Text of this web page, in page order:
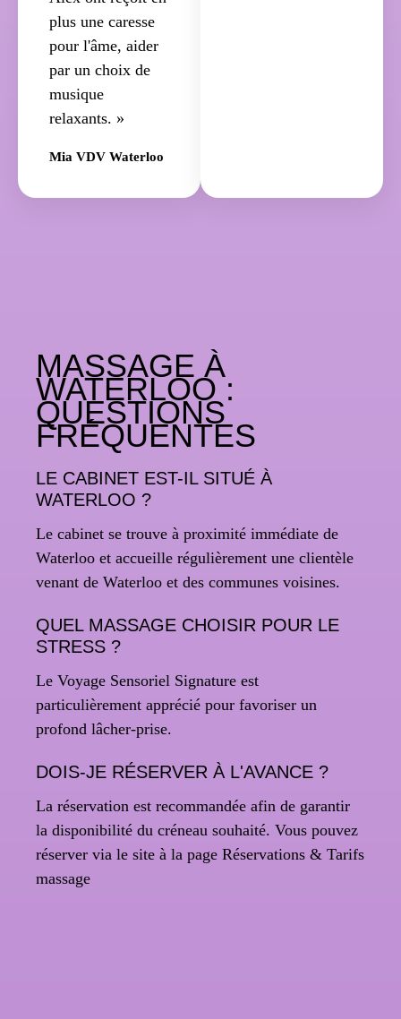
plus une caresse
pour l'âme, aider
par un choix de
musique
relaxants. »
Mia VDV Waterloo
MASSAGE À
WATERLOO :
QUESTIONS
FRÉQUENTES
LE CABINET EST-IL SITUÉ À
WATERLOO ?
Le cabinet se trouve à proximité immédiate de
Waterloo et accueille régulièrement une clientèle
venant de Waterloo et des communes voisines.
QUEL MASSAGE CHOISIR POUR LE
STRESS ?
Le Voyage Sensoriel Signature est
particulièrement apprécié pour favoriser un
profond lâcher-prise.
DOIS-JE RÉSERVER À L'AVANCE ?
La réservation est recommandée afin de garantir
la disponibilité du créneau souhaité. Vous pouvez
réserver via le site à la page Réservations & Tarifs
massage